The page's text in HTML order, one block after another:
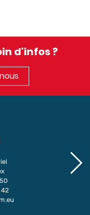
d'infos ?